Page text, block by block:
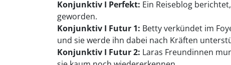
Konjunktiv I Perfekt: Ein Reiseblog
geworden.
Konjunktiv I Futur 1: Betty verkündet im
und sie werde ihn dabei nach Kräften
Konjunktiv I Futur 2: Laras Freundinnen